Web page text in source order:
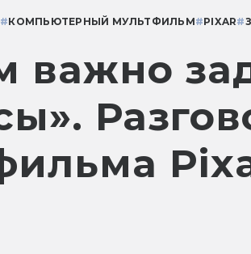
#КОМПЬЮТЕРНЫЙ МУЛЬТФИЛЬМ#PIXAR#
важно